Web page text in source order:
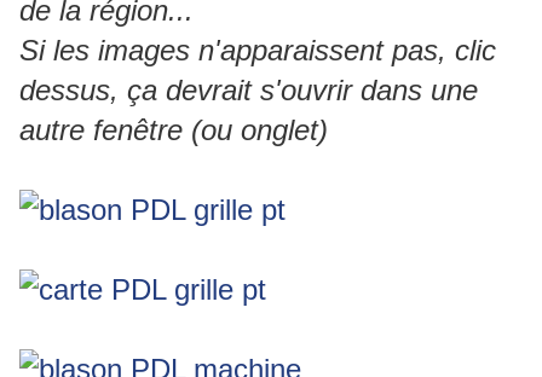
de la région...
Si les images n'apparaissent pas, clic
dessus, ça devrait s'ouvrir dans une
autre fenêtre (ou onglet)